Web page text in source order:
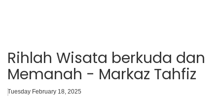
Rihlah Wisata berkuda dan
Memanah - Markaz Tahfiz
Tuesday February 18, 2025